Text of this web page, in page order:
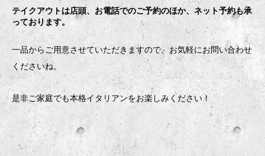
テイクアウトは店頭、お電話でのご予約のほか、ネット予約も承
っております。
一品からご用意させていただきますので、お気軽にお問い合わせ
くださいね。
是非ご家庭でも本格イタリアンをお楽しみください！